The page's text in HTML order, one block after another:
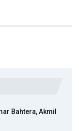
Bahtera, Akmil